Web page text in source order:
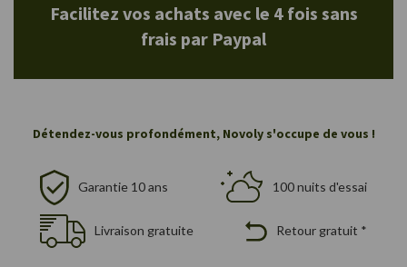
Facilitez vos achats avec le 4 fois sans
frais par Paypal
Détendez-vous profondément, Novoly s'occupe de vous !
Garantie 10 ans 100 nuits d'essai
Livraison gratuite Retour gratuit *